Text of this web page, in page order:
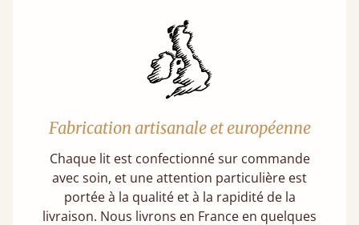
Fabrication artisanale et européenne
Chaque lit est confectionné sur commande
avec soin, et une attention particulière est
portée à la qualité et à la rapidité de la
livraison. Nous livrons en France en quelques